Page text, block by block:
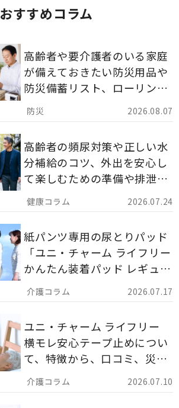
おすすめコラム
2026.08.07
高齢者や要介護者のいる家庭
が備えておきたい防災用品や
防災備蓄リスト、ローリング
ストックのポイントについて
解説します。
2026.07.24
高齢者の頻尿対策や正しい水
分補給のコツ、外出を安心し
て楽しむための準備や排泄ケ
ア用品の選び方を解説しま
す。
2026.07.17
紙パンツ専用の尿とりパッド
「ユニ・チャーム ライフリー
かんたん装着パッド レギュラ
ー 計162枚」について解説し
ます。
2026.07.10
ユニ・チャーム ライフリー
横モレ安心テープ止めについ
て、特徴から、口コミ、災害
備蓄としての活用法まで分か
りやすく解説します。